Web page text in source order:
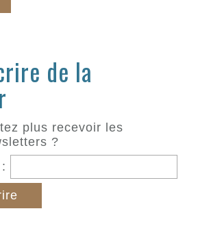
plus recevoir les
?